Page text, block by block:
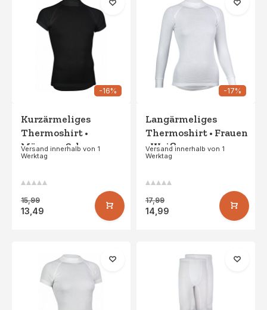
-16%
Kurzärmeliges
Thermoshirt •
Männer • Schwarz
Versand innerhalb von 1
Werktag
15,99
13,49
-17%
Langärmeliges
Thermoshirt • Frauen
• Weiß
Versand innerhalb von 1
Werktag
17,99
14,99